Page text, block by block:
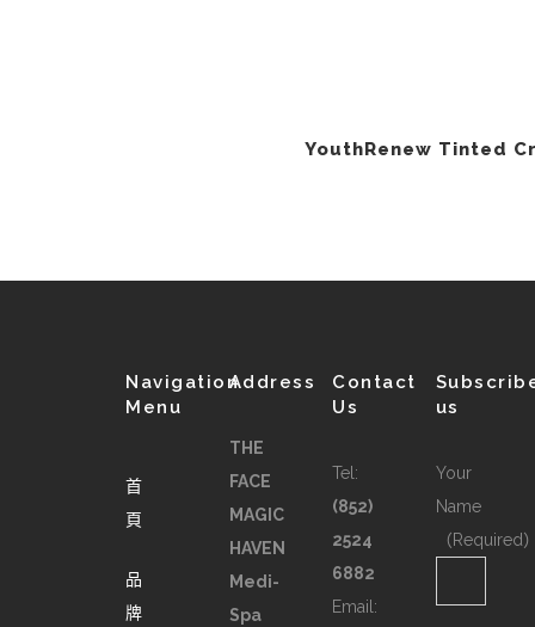
YouthRenew Tinted
Navigation
Menu
首
頁
品
牌
Address
THE
FACE
MAGIC
HAVEN
Medi-
Spa
Contact
Us
Tel:
(852)
2524
6882
Email:
us
Your
Name
（Required